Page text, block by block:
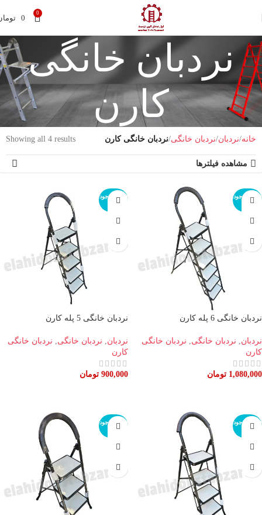
0
0
نردبان خانگی
کارن
خانه نردبان نردبان خانگی نردبان خانگی کارن Showing all 4 results
مشاهده فیلترها
اتمام موجود
نردبان خانگی 6 پله کارن
نردبان, نردبان خانگی, نردبان خانگی
کارن
1,080,000 تومان
اتمام موجود
نردبان خانگی 5 پله کارن
نردبان, نردبان خانگی, نردبان خانگی
کارن
900,000 تومان
اتمام موجود
اتمام موجود